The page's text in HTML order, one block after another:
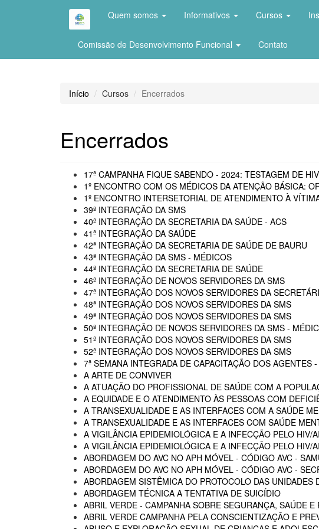
Quem somos Informativos Cursos
Comissão de Desenvolvimento Funcional Contato
Início Cursos Encerrados
Encerrados
17ª CAMPANHA FIQUE SABENDO - 2024: TESTAGEM DE
1º ENCONTRO COM OS MÉDICOS DA ATENÇÃO BÁSICA:
1º ENCONTRO INTERSETORIAL DE ATENDIMENTO À
39ª INTEGRAÇÃO DA SMS
40ª INTEGRAÇÃO DA SECRETARIA DA SAÚDE - ACS
41ª INTEGRAÇÃO DA SAÚDE
42ª INTEGRAÇÃO DA SECRETARIA DE SAÚDE DE BAURU
43ª INTEGRAÇÃO DA SMS - MÉDICOS
44ª INTEGRAÇÃO DA SECRETARIA DE SAÚDE
46ª INTEGRAÇÃO DE NOVOS SERVIDORES DA SMS
47ª INTEGRAÇÃO DOS NOVOS SERVIDORES DA
48ª INTEGRAÇÃO DOS NOVOS SERVIDORES DA SMS
49ª INTEGRAÇÃO DOS NOVOS SERVIDORES DA SMS
50ª INTEGRAÇÃO DE NOVOS SERVIDORES DA SMS -
51ª INTEGRAÇÃO DOS NOVOS SERVIDORES DA SMS
52ª INTEGRAÇÃO DOS NOVOS SERVIDORES DA SMS
7ª SEMANA INTEGRADA DE CAPACITAÇÃO DOS AGENTES
A ARTE DE CONVIVER
A ATUAÇÃO DO PROFISSIONAL DE SAÚDE COM A
A EQUIDADE E O ATENDIMENTO ÀS PESSOAS COM
A TRANSEXUALIDADE E AS INTERFACES COM A SAÚDE
A TRANSEXUALIDADE E AS INTERFACES COM SAÚDE
A VIGILÂNCIA EPIDEMIOLÓGICA E A INFECÇÃO PELO HIV/
A VIGILÂNCIA EPIDEMIOLÓGICA E A INFECÇÃO PELO HIV/
ABORDAGEM DO AVC NO APH MÓVEL - CÓDIGO AVC -
ABORDAGEM DO AVC NO APH MÓVEL - CÓDIGO AVC -
ABORDAGEM SISTÊMICA DO PROTOCOLO DAS UNIDADES
ABORDAGEM TÉCNICA A TENTATIVA DE SUICÍDIO
ABRIL VERDE - CAMPANHA SOBRE SEGURANÇA, SAÚDE
ABRIL VERDE CAMPANHA PELA CONSCIENTIZAÇÃO E